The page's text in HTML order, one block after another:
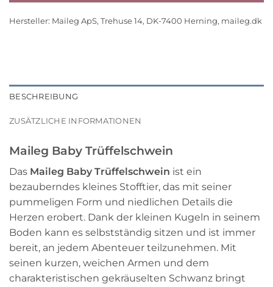
Hersteller: Maileg ApS, Trehuse 14, DK-7400 Herning, maileg.dk
BESCHREIBUNG
ZUSÄTZLICHE INFORMATIONEN
Maileg Baby Trüffelschwein
Das Maileg Baby Trüffelschwein ist ein
bezauberndes kleines Stofftier, das mit seiner
pummeligen Form und niedlichen Details die
Herzen erobert. Dank der kleinen Kugeln in seinem
Boden kann es selbstständig sitzen und ist immer
bereit, an jedem Abenteuer teilzunehmen. Mit
seinen kurzen, weichen Armen und dem
charakteristischen gekräuselten Schwanz bringt